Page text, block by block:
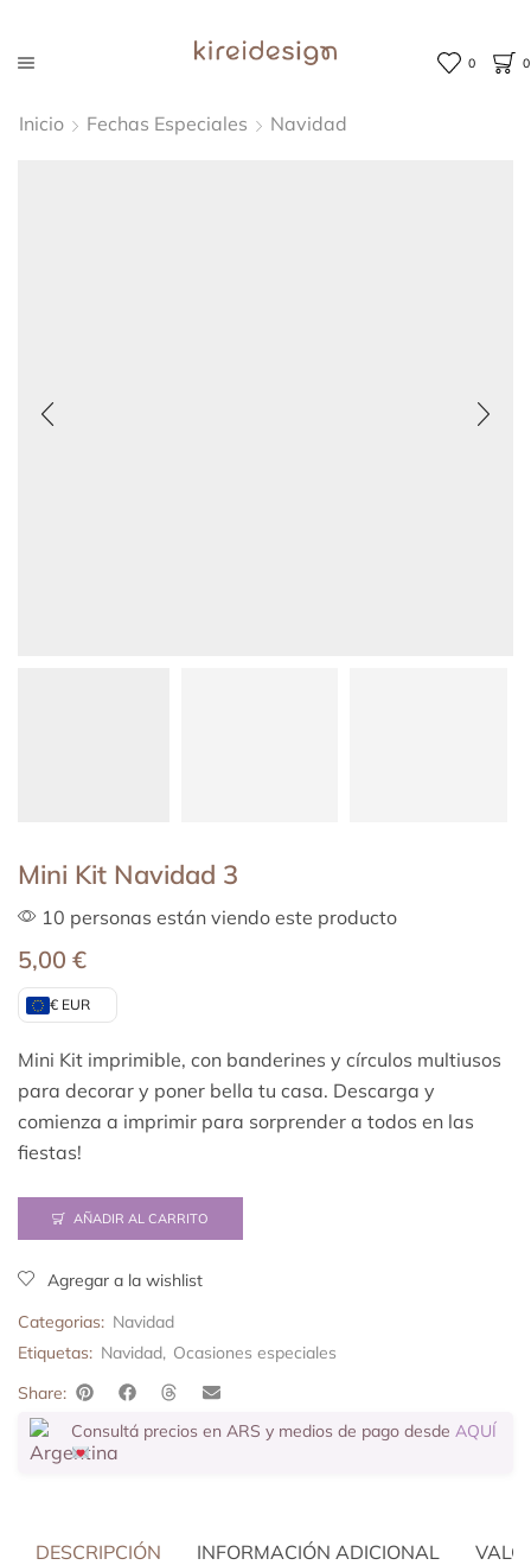
0 0
Inicio Fechas Especiales Navidad
Mini Kit Navidad 3
10 personas están viendo este producto
5,00 €
€ EUR
Mini Kit imprimible, con banderines y círculos multiusos
para decorar y poner bella tu casa. Descarga y
comienza a imprimir para sorprender a todos en las
fiestas!
AÑADIR AL CARRITO
Agregar a la wishlist
Categorias: Navidad
Etiquetas: Navidad, Ocasiones especiales
Share:
Consultá precios en ARS y medios de pago desde AQUÍ
DESCRIPCIÓN INFORMACIÓN ADICIONAL